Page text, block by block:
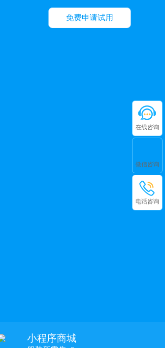
免费申请试用
小程序商城
在线咨询
微信咨询
电话咨询